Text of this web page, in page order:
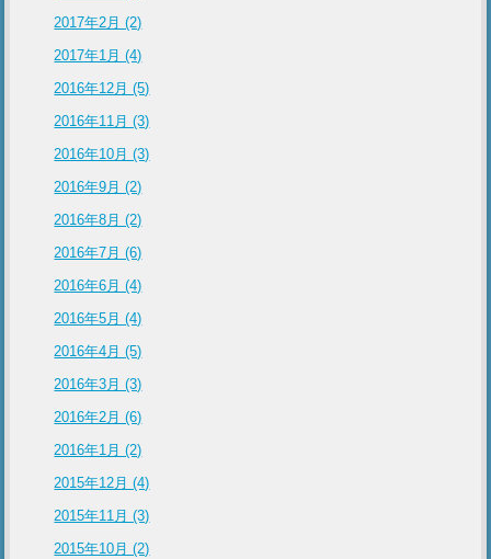
2017年2月 (2)
2017年1月 (4)
2016年12月 (5)
2016年11月 (3)
2016年10月 (3)
2016年9月 (2)
2016年8月 (2)
2016年7月 (6)
2016年6月 (4)
2016年5月 (4)
2016年4月 (5)
2016年3月 (3)
2016年2月 (6)
2016年1月 (2)
2015年12月 (4)
2015年11月 (3)
2015年10月 (2)